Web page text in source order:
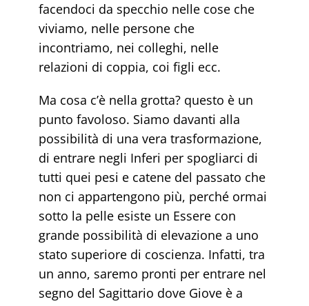
facendoci da specchio nelle cose che
viviamo, nelle persone che
incontriamo, nei colleghi, nelle
relazioni di coppia, coi figli ecc.
Ma cosa c’è nella grotta? questo è un
punto favoloso. Siamo davanti alla
possibilità di una vera trasformazione,
di entrare negli Inferi per spogliarci di
tutti quei pesi e catene del passato che
non ci appartengono più, perché ormai
sotto la pelle esiste un Essere con
grande possibilità di elevazione a uno
stato superiore di coscienza. Infatti, tra
un anno, saremo pronti per entrare nel
segno del Sagittario dove Giove è a